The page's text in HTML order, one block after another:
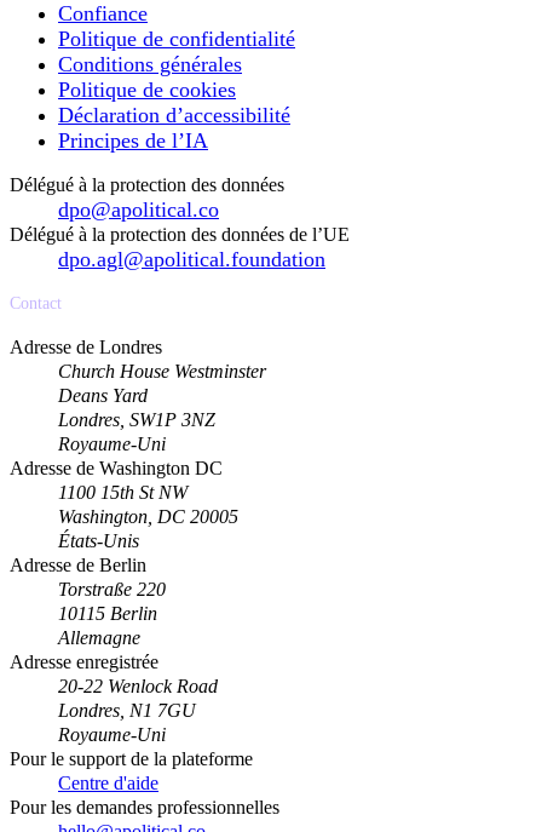
Confiance
Politique de confidentialité
Conditions générales
Politique de cookies
Déclaration d’accessibilité
Principes de l’IA
Délégué à la protection des données
dpo@apolitical.co
Délégué à la protection des données de l’UE
dpo.agl@apolitical.foundation
Contact
Adresse de Londres
Church House Westminster
Deans Yard
Londres, SW1P 3NZ
Royaume-Uni
Adresse de Washington DC
1100 15th St NW
Washington, DC 20005
États-Unis
Adresse de Berlin
Torstraße 220
10115 Berlin
Allemagne
Adresse enregistrée
20-22 Wenlock Road
Londres, N1 7GU
Royaume-Uni
Pour le support de la plateforme
Centre d'aide
Pour les demandes professionnelles